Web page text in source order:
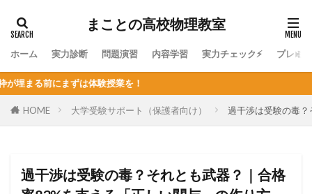
まことの高校物理教室
ホーム 実力診断 問題演習 内容学習 実力チェック⚡ プレミ
を！
HOME 大学受験サポート（保護者向け） 過干渉は受験の毒
過干渉は受験の毒？それとも武器？｜合格